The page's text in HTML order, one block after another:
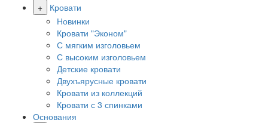
+
Кровати
Новинки
Кровати "Эконом"
С мягким изголовьем
С высоким изголовьем
Детские кровати
Двухъярусные кровати
Кровати из коллекций
Кровати с 3 спинками
Основания